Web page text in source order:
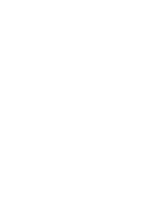
pic.twitter.com/
— AEMET_Andalucía
Con respecto a las
últimas semanas. En la
un ligero aumento con
litoral occidental, con fijación
En el interior, ascenso de las
donde se registraron